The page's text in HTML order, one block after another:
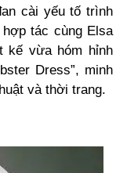
cài yếu tố trình
tác cùng Elsa
kế vừa hóm hỉnh
Dress”, minh
và thời trang.